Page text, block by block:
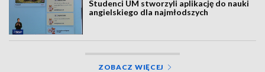
Studenci UM stworzyli aplikację do nauki
angielskiego dla najmłodszych
ZOBACZ WIĘCEJ